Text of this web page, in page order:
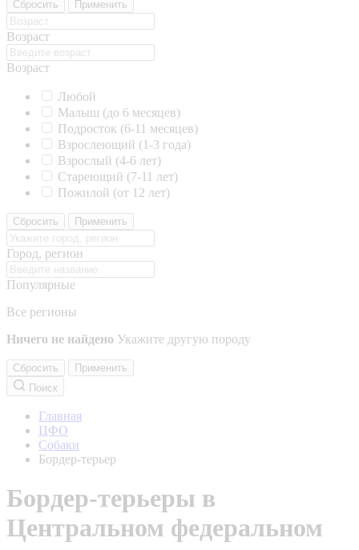
Сбросить Применить
Возраст
Возраст
Любой
Малыш (до 6 месяцев)
Подросток (6-11 месяцев)
Взрослеющий (1-3 года)
Взрослый (4-6 лет)
Стареющий (7-11 лет)
Пожилой (от 12 лет)
Сбросить Применить
Город, регион
Популярные
Все регионы
Ничего не найдено Укажите другую породу
Сбросить
Применить
Поиск
Главная
ЦФО
Собаки
Бордер-терьер
Бордер-терьеры в
Центральном федеральном